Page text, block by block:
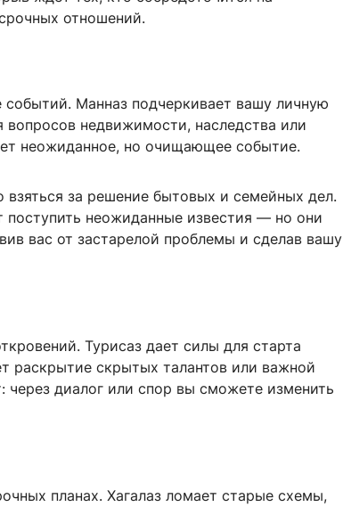
отношений.
Манназ подчеркивает вашу личную
вопросов недвижимости, наследства или
неожиданное, но очищающее событие.
взяться за решение бытовых и семейных дел.
неожиданные известия — но они
вас от застарелой проблемы и сделав вашу
Турисаз дает силы для старта
раскрытие скрытых талантов или важной
через диалог или спор вы сможете изменить
планах. Хагалаз ломает старые схемы,